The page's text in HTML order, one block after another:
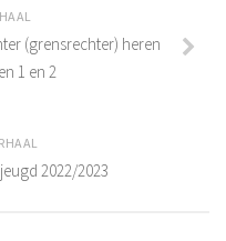
(grensrechter) heren
1 en 2
2022/2023